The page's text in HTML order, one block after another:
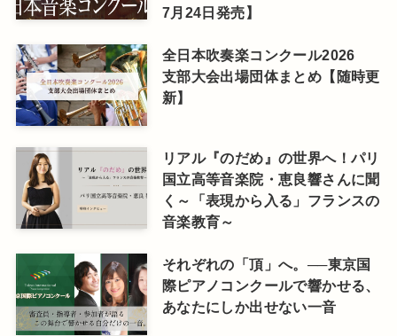
7月24日発売】
全日本吹奏楽コンクール2026
支部大会出場団体まとめ【随時更
新】
リアル『のだめ』の世界へ！パリ
国立高等音楽院・恵良響さんに聞
く～「表現から入る」フランスの
音楽教育～
それぞれの「頂」へ。──東京国
際ピアノコンクールで響かせる、
あなたにしか出せない一音